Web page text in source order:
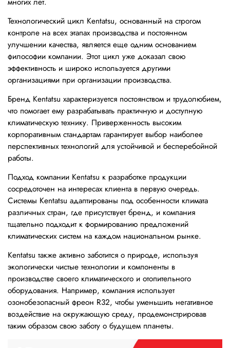
Технологический цикл Kentatsu, основанный на строгом
контроле на всех этапах производства и постоянном
улучшении качества, является еще одним основанием
философии компании. Этот цикл уже доказал свою
эффективность и широко используется другими
организациями при организации производства.
Бренд Kentatsu характеризуется постоянством и трудолюбием,
что помогает ему разрабатывать практичную и доступную
климатическую технику. Приверженность высоким
корпоративным стандартам гарантирует выбор наиболее
перспективных технологий для устойчивой и бесперебойной
работы.
Подход компании Kentatsu к разработке продукции
сосредоточен на интересах клиента в первую очередь.
Системы Kentatsu адаптированы под особенности климата
различных стран, где присутствует бренд, и компания
тщательно подходит к формированию предложений
климатических систем на каждом национальном рынке.
Kentatsu также активно заботится о природе, используя
экологически чистые технологии и компоненты в
производстве своего климатического и отопительного
оборудования. Например, компания использует
озонобезопасный фреон R32, чтобы уменьшить негативное
воздействие на окружающую среду, продемонстрировав
таким образом свою заботу о будущем планеты.